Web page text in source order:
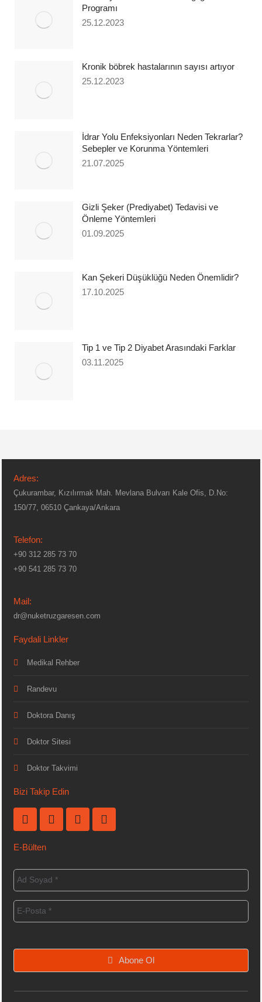
Programı
25.12.2023
Kronik böbrek hastalarının sayısı artıyor
25.12.2023
İdrar Yolu Enfeksiyonları Neden Tekrarlar?
Sebepler ve Korunma Yöntemleri
21.07.2025
Gizli Şeker (Prediyabet) Tedavisi ve
Önleme Yöntemleri
01.09.2025
Kan Şekeri Düşüklüğü Neden Önemlidir?
17.10.2025
Tip 1 ve Tip 2 Diyabet Arasındaki Farklar
03.11.2025
Adres:
Çukurambar, Kızılırmak Mah. Mevlana Bulvarı Kale Ofis, D.No:
150/77, 06510 Çankaya/Ankara
Telefon:
+90 312 285 73 70
+90 541 285 73 70
Mail:
dr@nuketruzgaresen.com
Faydali Linkler
Medikal Rehber
Randevu
Doktora Danış
Doktor Sitesi
Doktor Takvimi
Bizi Takip Edin
E-Bülten
Abone Ol